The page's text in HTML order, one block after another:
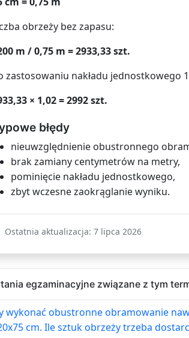
obrzeży bez zapasu:
m / 0,75 m = 2933,33 szt.
zastosowaniu nakładu jednostkowego
× 1,02 = 2992 szt.
błędy
nieuwzględnienie obustronnego
brak zamiany centymetrów na metry,
pominięcie nakładu jednostkowego,
zbyt wczesne zaokrąglanie wyniku.
Ostatnia aktualizacja: 7 lipca 2026
egzaminacyjne związane z tym
wykonać obustronne obramowanie
cm. Ile sztuk obrzeży trzeba